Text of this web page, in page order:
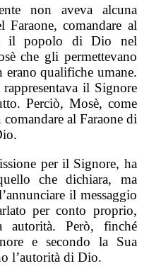
non aveva alcuna
comandare al
il popolo di Dio nel
che gli permettevano
erano qualifiche umane.
il Signore
Perciò, Mosè, come
al Faraone di
per il Signore, ha
che dichiara, ma
il messaggio
per conto proprio,
autorità. Però, finché
e secondo la Sua
l’autorità di Dio.